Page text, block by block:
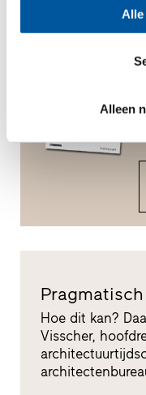
Alleen
Hoe dit kan?
Visscher,